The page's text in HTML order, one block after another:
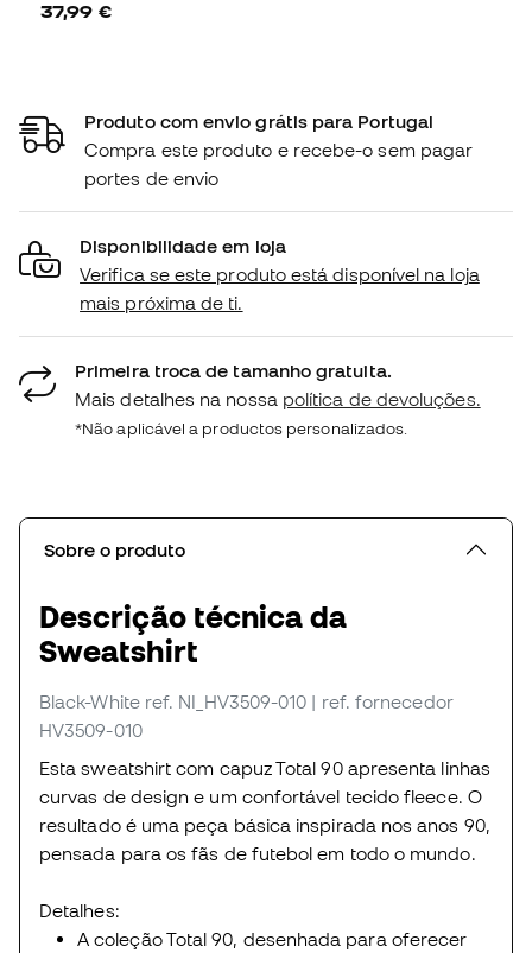
37,99 €
Produto com envio grátis para Portugal
Compra este produto e recebe-o sem pagar
portes de envio
Disponibilidade em loja
Verifica se este produto está disponível na loja
mais próxima de ti.
Primeira troca de tamanho gratuita.
Mais detalhes na nossa política de devoluções.
*Não aplicável a productos personalizados.
Sobre o produto
Descrição técnica da
Sweatshirt
Black-White ref. NI_HV3509-010 | ref. fornecedor
HV3509-010
Esta sweatshirt com capuz Total 90 apresenta linhas
curvas de design e um confortável tecido fleece. O
resultado é uma peça básica inspirada nos anos 90,
pensada para os fãs de futebol em todo o mundo.
Detalhes:
A coleção Total 90, desenhada para oferecer